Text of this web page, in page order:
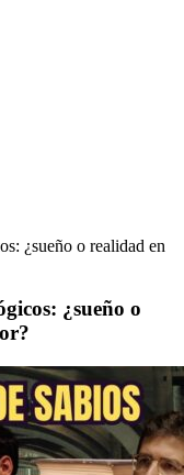
¿sueño o realidad en
¿sueño o